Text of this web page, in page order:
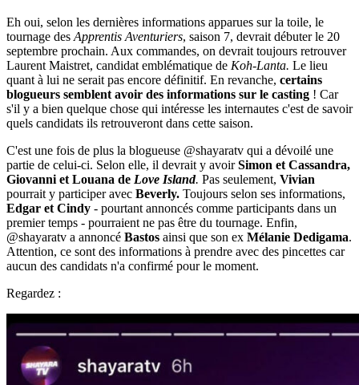
Eh oui, selon les dernières informations apparues sur la toile, le
tournage desApprentis Aventuriers, saison 7, devrait débuter le 20
septembre prochain. Aux commandes, on devrait toujours retrouver
Laurent Maistret, candidat emblématique de Koh-Lanta. Le lieu
quant à lui ne serait pas encore définitif. En revanche, certains
blogueurs semblent avoir des informations sur le casting ! Car
s'il y a bien quelque chose qui intéresse les internautes c'est de savoir
quels candidats ils retrouveront dans cette saison.
C'est une fois de plus la blogueuse @shayaratv qui a dévoilé une
partie de celui-ci. Selon elle, il devrait y avoirSimon et Cassandra,
Giovanni et Louana de Love Island. Pas seulement, Vivian
pourrait y participer avec Beverly. Toujours selon ses informations,
Edgar et Cindy - pourtant annoncés comme participants dans un
premier temps - pourraient ne pas être du tournage. Enfin,
@shayaratv a annoncé Bastos ainsi que son ex Mélanie Dedigama.
Attention, ce sont des informations à prendre avec des pincettes car
aucun des candidats n'a confirmé pour le moment.
Regardez :